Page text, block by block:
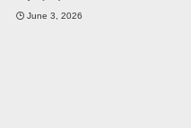
June 3, 2026